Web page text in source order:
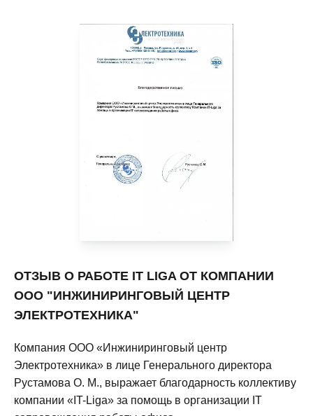
ОТЗЫВ О РАБОТЕ IT LIGA ОТ КОМПАНИИ
ООО "ИНЖИНИРИНГОВЫЙ ЦЕНТР
ЭЛЕКТРОТЕХНИКА"
Компания ООО «Инжиниринговый центр
Электротехника» в лице Генерального директора
Рустамова О. М., выражает благодарность коллективу
компании «IT-Liga» за помощь в организации IT